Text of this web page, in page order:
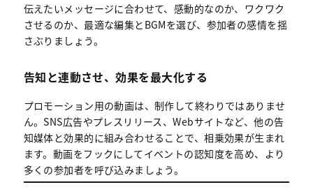
伝えたいメッセージに合わせて、感動的なのか、ワクワク
させるのか、最適な編集とBGMを選び、参加者の感情を揺
さぶりましょう。
告知と連動させ、効果を最大化する
プロモーション用の動画は、制作して終わりではありませ
ん。SNS広告やプレスリリース、Webサイトなど、他の告
知媒体と効果的に組み合わせることで、相乗効果が生まれ
ます。動画をフックにしてイベントの認知度を高め、より
多くの参加者を呼び込みましょう。